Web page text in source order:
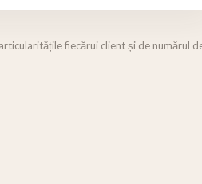
fiecărui client și de numărul